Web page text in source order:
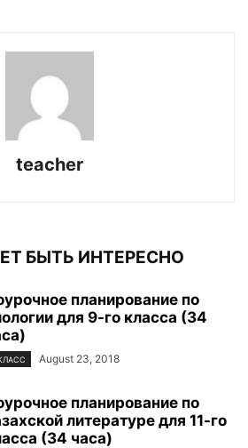
teacher
БЫТЬ ИНТЕРЕСНО
планирование по
для 9-го класса (34
August 23, 2018
планирование по
литературе для 11-го
(34 часа)